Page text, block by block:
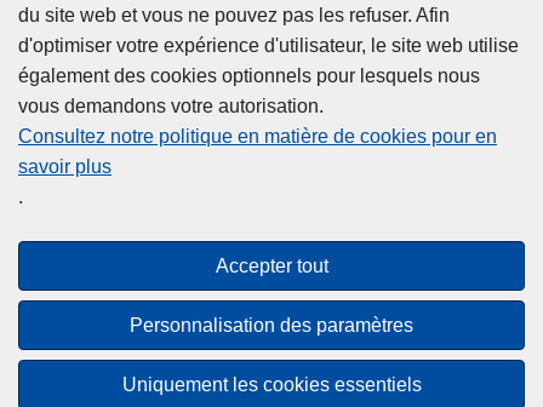
du site web et vous ne pouvez pas les refuser. Afin
d'optimiser votre expérience d'utilisateur, le site web utilise
également des cookies optionnels pour lesquels nous
vous demandons votre autorisation.
Consultez notre politique en matière de cookies pour en
savoir plus
.
Accepter tout
Personnalisation des paramètres
Uniquement les cookies essentiels
Cookies
Accessibilité
© 2026 Police.be